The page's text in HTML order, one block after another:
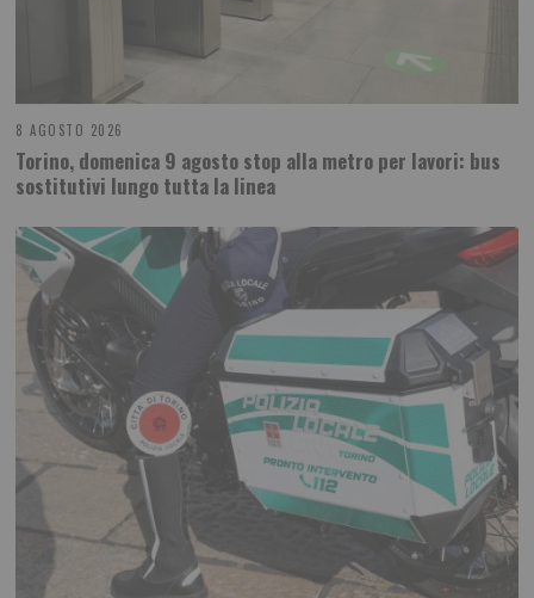
8 AGOSTO 2026
Torino, domenica 9 agosto stop alla metro per lavori: bus
sostitutivi lungo tutta la linea